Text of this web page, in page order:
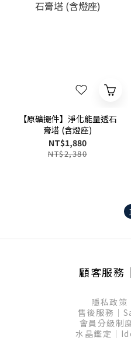
【原礦擺件】淨化能量透石
膏塔 (含燈座)
NT$1,880
NT$2,380
顧客服務
隱私政
售後服務
會員分級
水晶鑑定